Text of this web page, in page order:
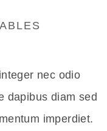
nec odio
dapibus diam sed
imperdiet.